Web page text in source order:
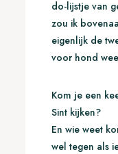
do-lijstje van
zou ik
eigenlijk de
voor hond
Kom je een
Sint kijken?
En wie weet
wel tegen als